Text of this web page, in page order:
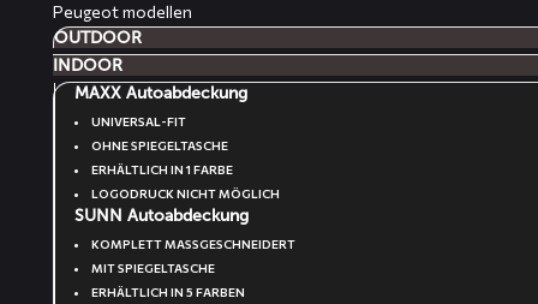
Peugeot modellen
OUTDOOR
INDOOR
MAXX Autoabdeckung
UNIVERSAL-FIT
OHNE SPIEGELTASCHE
ERHÄLTLICH IN 1 FARBE
LOGODRUCK NICHT MÖGLICH
SUNN Autoabdeckung
KOMPLETT MASSGESCHNEIDERT
MIT SPIEGELTASCHE
ERHÄLTLICH IN 5 FARBEN